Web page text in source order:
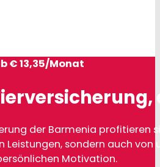
€ 13,35/Monat
der Barmenia profitieren
Leistungen, sondern auch von
Motivation.